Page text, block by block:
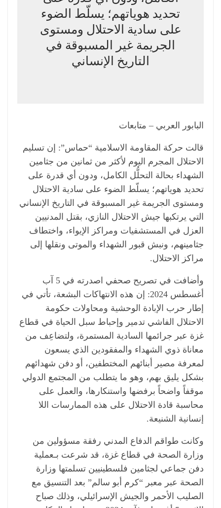
تحديد هوياتهم؛ يسلّط الضوء
على سادية الاحتلال ومستوى
الجريمة غير المسبوقة في
التاريخ الإنساني
البابور العربي – متابعات
قالت حركة المقاومة الاسلامية “حماس”: إن تسليم
الاحتلال المجرم اليوم لأكثر من ثمانين من جثامين
الشهداء بحالة التحلُّل الكامل، ودون أي قدرة على
تحديد هوياتهم؛ يسلّط الضوء على سادية الاحتلال
ومستوى الجريمة غير المسبوقة في التاريخ الإنساني
التي يرتكبها جيش الاحتلال النازي، بقتل المدنيين
العزل في المستشفيات ومراكز الإيواء، واختطاف
جثامينهم، ونبش قبور الشهداء والموتى ونقلها إلى
مراكز الاحتلال.
وأضافت في تصريح صحفي اصدرته في 5 آب
أغسطس 2024: إن هذه الانتهاكات البشعة، تأتي في
إطار حرب الإبادة الوحشية ومحاولات حكومة
الاحتلال الفاشي تدمير وإحباط سبل الحياة في قطاع
غزة عبر جرائمها السادية المستمرة، ولتضاعِف من
معاناة ذوي الشهداء والمفقودين الذي يسعون
لمعرفة مصير أبنائهم المختطفين، أو دفن شهدائهم
بشكل يليق بهم، وهو ما يتطلب من المجتمع الدولي
موقفاً واضحاً برفضها واستنكارها، والعمل على
محاسبة قادة الاحتلال على هذه الممارسات اللا
إنسانية الشنيعة.
وكانت طواقم الدفاع المدني رفقة مسؤولين من
وزارة الصحة في قطاع غزة، قد شرعت بـعملية
دفن جماعي لجثامين فلسطينيين تسلمتها وزارة
الصحة عبر معبر “كرم أبو سالم” بعد التنسيق مع
الصليب الأحمر والجيش الإسرائيلي، وذلك صباح